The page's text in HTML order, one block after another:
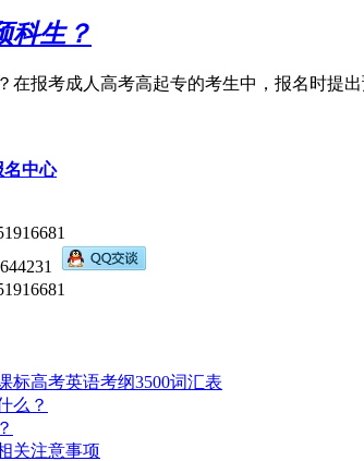
科生？
在报考成人高考高起专的考生中，报名时提
名中心
标高考英语考纲3500词汇表
么？
关注意事项